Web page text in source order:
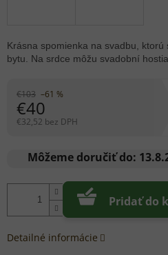
€103 –61 %
€40
€32,52 bez DPH
cena:
Môžeme doručiť do:
Pridať do
Krásna spomienka na svadbu,
bytu. Na srdce môžu svadobní
Detailné informácie